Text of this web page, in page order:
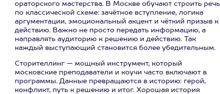
ораторского мастерства. В Москве обучают строить речь
по классической схеме: зачётное вступление, логика
аргументации, эмоциональный акцент и чёткий призыв к
действию. Важно не просто передать информацию, а
направлять аудиторию к решению и действию. Так
каждый выступающий становится более убедительным.
Сторителлинг — мощный инструмент, который
московские преподаватели и коучи часто включают в
программы. Данные превращаются в историю: герой,
конфликт, путь к решению и итог. Хорошая история